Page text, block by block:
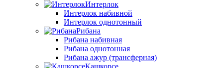
Интерлок
Интерлок набивной
Интерлок однотонный
Рибана
Рибана набивная
Рибана однотонная
Рибана ажур (трансферная)
Кашкорсе